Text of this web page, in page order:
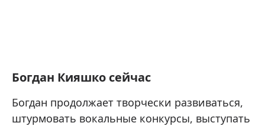
Богдан Кияшко сейчас
Богдан продолжает творчески развиваться,
штурмовать вокальные конкурсы, выступать